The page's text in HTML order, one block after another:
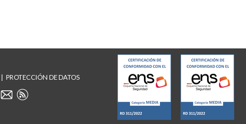
PROTECCIÓN DE DATOS